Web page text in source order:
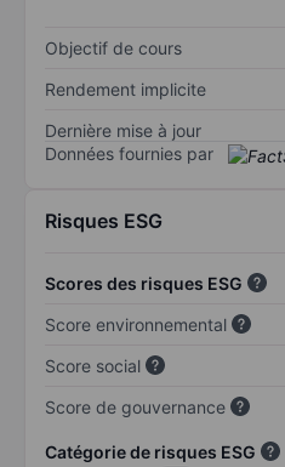
Objectif de cours
Rendement implicite
Dernière mise à jour
Données fournies par
Risques ESG
Scores des risques ESG
Score environnemental
Score social
Score de gouvernance
Catégorie de risques ESG